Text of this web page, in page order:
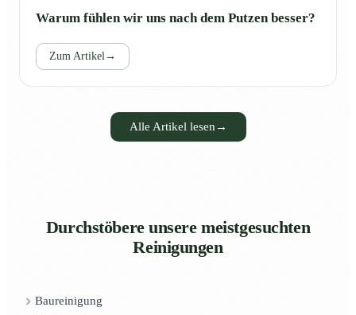
Warum fühlen wir uns nach dem Putzen besser?
Zum Artikel→
Alle Artikel lesen →
Durchstöbere unsere meistgesuchten
Reinigungen
Baureinigung